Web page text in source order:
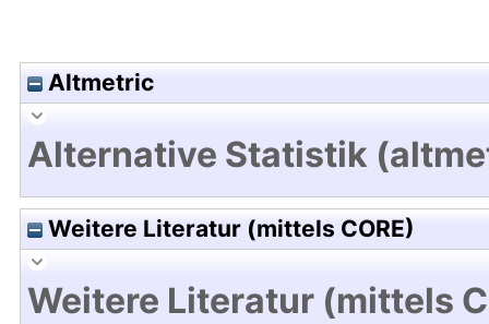
Altmetric
Alternative Statistik
Weitere Literatur (mittels CORE)
Weitere Literatur (mittels